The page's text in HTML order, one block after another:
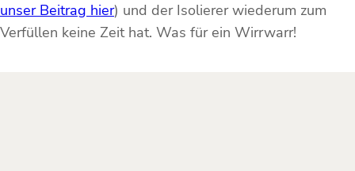
unser Beitrag hier) und der Isolierer wiederum zum
Verfüllen keine Zeit hat. Was für ein Wirrwarr!